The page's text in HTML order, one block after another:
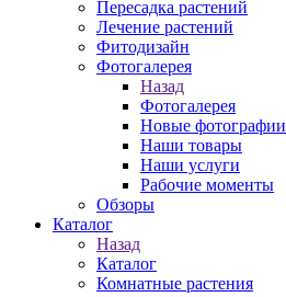
Пересадка растений
Лечение растений
Фитодизайн
Фотогалерея
Назад
Фотогалерея
Новые фотографии
Наши товары
Наши услуги
Рабочие моменты
Обзоры
Каталог
Назад
Каталог
Комнатные растения